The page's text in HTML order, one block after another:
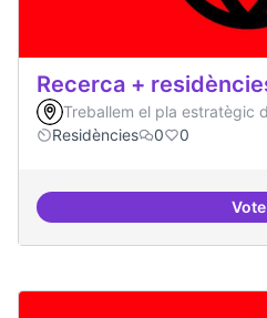
Recerca +
Treballem el pla estratègic
Residències
0 0
Vote